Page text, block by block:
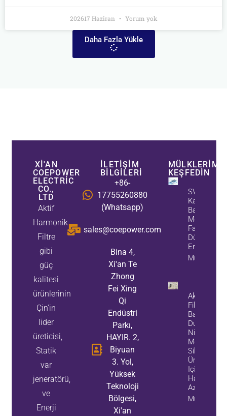
202617 Haziran Yorum yok
Daha Fazla Yükle
XI'AN
COEPOWER
ELECTRIC
CO.,
LTD
Aktif
Harmonik
Filtre
gibi
güç
kalitesi
ürünlerinin
Çin'in
lider
üreticisi,
Statik
var
jeneratörü,
ve
Enerji
İLETIŞIM
BILGILERI
+86-
17755260880
(Whatsapp)
sales@coepower.com
Bina 4,
Xi'an Te
Zhong
Fei Xing
Qi
Endüstri
Parkı,
HAYIR. 2,
Biyuan
3. Yol,
Yüksek
Teknoloji
Bölgesi,
Xi'an
KEŞFEDIN
SVG Ve
Kapasitör
Bankası:
Merkezi
Faktörü
En İyi
Mülk Bilgileri
Aktif Güç
Filtresi
Başarı
Durumu:
Ningxia'daki
Monokristal
Silikon
Üreticisi
Için
Harmonik
Azaltma
Mülk Bilgileri